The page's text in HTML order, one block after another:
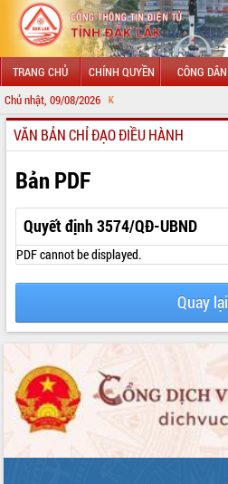
TRANG CHỦ CHÍNH QUYỀN CÔNG DÂN
Chủ nhật, 09/08/2026
GIỚI THIỆU
LÃNH ĐẠO UBND TỈNH
TIN TỨC SỰ KIỆN
SỞ, BAN, NGÀNH
UBND CÁC XÃ, PHƯỜNG
THÔNG TIN CHỈ ĐẠO ĐIỀU HÀNH
VĂN BẢN HĐND TỈNH
ĐIỂM TIN VĂN BẢN
VĂN BẢN CHỈ ĐẠO ĐIỀU HÀNH
Bản PDF
Quyết định 3574/QĐ-UBND
PDF cannot be displayed.
Quay lại